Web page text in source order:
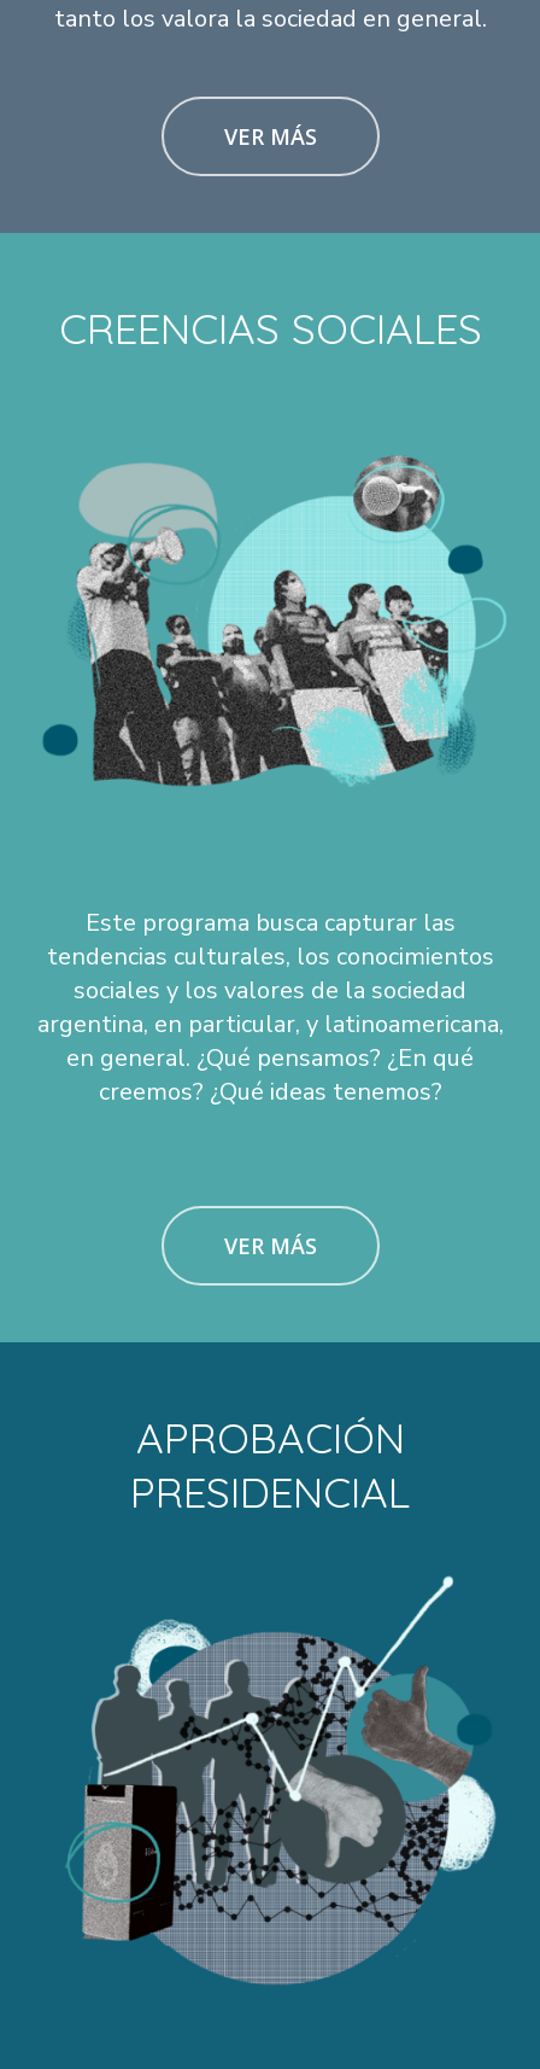
tanto los valora la sociedad en general.
VER MÁS
CREENCIAS SOCIALES
Este programa busca capturar las
tendencias culturales, los conocimientos
sociales y los valores de la sociedad
argentina, en particular, y latinoamericana,
en general. ¿Qué pensamos? ¿En qué
creemos? ¿Qué ideas tenemos?
VER MÁS
APROBACIÓN
PRESIDENCIAL